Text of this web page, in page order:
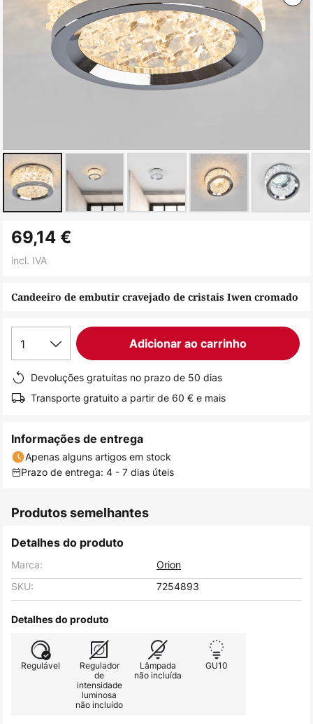
para
da
de
imagens
Candeeiro de embutir cravejado de cristais Iwen cromado
69,14 €
incl. IVA
1 Adicionar ao carrinho
Devoluções gratuitas no prazo de 50 dias
Transporte gratuito a partir de 60 € e mais
Informações de entrega
Apenas alguns artigos em stock
Prazo de entrega: 4 - 7 dias úteis
Produtos semelhantes
Detalhes do produto
Marca:
Orion
SKU:
7254893
Detalhes do produto
Regulável
Regulador
de
intensidade
luminosa
não incluído
Lâmpada
não incluída
GU10